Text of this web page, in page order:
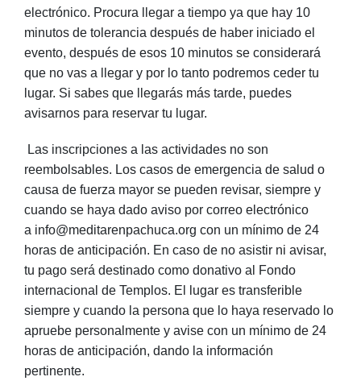
electrónico. Procura llegar a tiempo ya que hay 10
minutos de tolerancia después de haber iniciado el
evento, después de esos 10 minutos se considerará
que no vas a llegar y por lo tanto podremos ceder tu
lugar. Si sabes que llegarás más tarde, puedes
avisarnos para reservar tu lugar.
Las inscripciones a las actividades no son
reembolsables. Los casos de emergencia de salud o
causa de fuerza mayor se pueden revisar, siempre y
cuando se haya dado aviso por correo electrónico
a info@meditarenpachuca.org con un mínimo de 24
horas de anticipación. En caso de no asistir ni avisar,
tu pago será destinado como donativo al Fondo
internacional de Templos. El lugar es transferible
siempre y cuando la persona que lo haya reservado lo
apruebe personalmente y avise con un mínimo de 24
horas de anticipación, dando la información
pertinente.